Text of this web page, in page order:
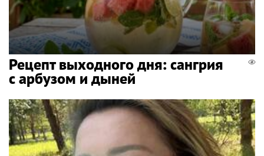
Рецепт выходного дня: сангрия
с арбузом и дыней